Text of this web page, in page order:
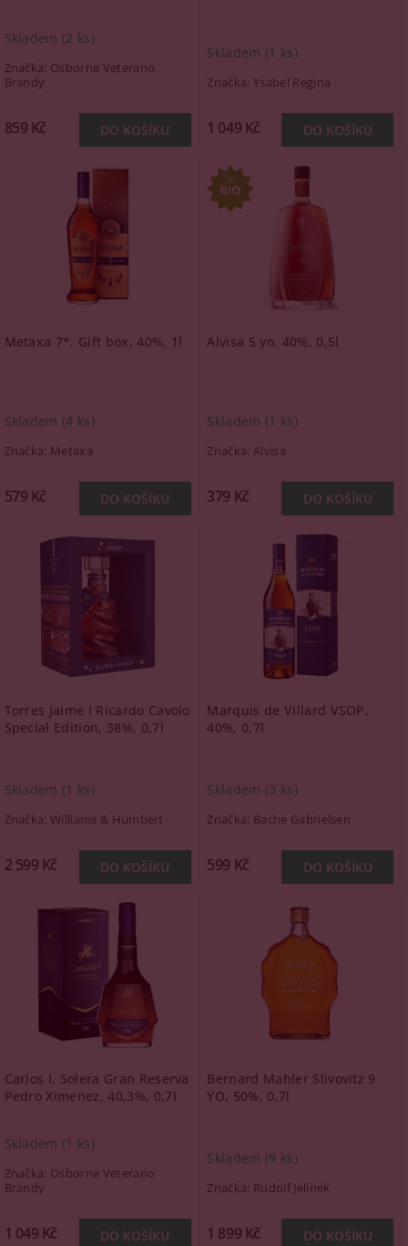
Skladem (2 ks)
Značka: Osborne Veterano
Brandy
859 Kč
Skladem (1 ks)
Značka: Ysabel Regina
1 049 Kč
Metaxa 7*, Gift box, 40%, 1l
Skladem (4 ks)
Značka: Metaxa
579 Kč
Alvisa 5 yo, 40%, 0,5l
Skladem (1 ks)
Značka: Alvisa
379 Kč
Torres Jaime I Ricardo Cavolo
Special Edition, 38%, 0,7l
Skladem (1 ks)
Značka:Williams & Humbert
2 599 Kč
Marquis de Villard VSOP,
40%, 0,7l
Skladem (3 ks)
Značka: Bache Gabrielsen
599 Kč
Carlos I, Solera Gran Reserva
Pedro Ximenez, 40,3%, 0,7l
Skladem (1 ks)
Značka: Osborne Veterano
Brandy
1 049 Kč
Bernard Mahler Slivovitz 9
YO, 50%, 0,7l
Skladem (9 ks)
Značka: Rudolf Jelínek
1 899 Kč